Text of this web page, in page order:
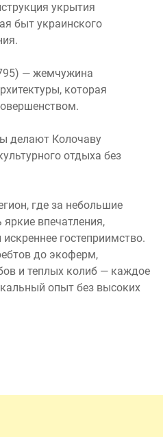
укрытия
быт украинского
— жемчужина
которая
делают Колочаву
отдыха без
где за небольшие
впечатления,
гостеприимство.
до экоферм,
и теплых колиб — каждое
опыт без высоких